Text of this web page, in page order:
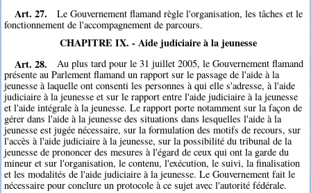
Art. 27.
Le Gouvernement flamand règle l'organisation, les tâches et le
fonctionnement de l'accompagnement de parcours.
CHAPITRE IX. - Aide judiciaire à la jeunesse
Art. 28.
Au plus tard pour le 31 juillet 2005, le Gouvernement flamand
présente au Parlement flamand un rapport sur le passage de l'aide à la
jeunesse à laquelle ont consenti les personnes à qui elle s'adresse, à l'aide
judiciaire à la jeunesse et sur le rapport entre l'aide judiciaire à la jeunesse
et l'aide intégrale à la jeunesse. Le rapport porte notamment sur la façon de
gérer dans l'aide à la jeunesse des situations dans lesquelles l'aide à la
jeunesse est jugée nécessaire, sur la formulation des motifs de recours, sur
l'accès à l'aide judiciaire à la jeunesse, sur la possibilité du tribunal de la
jeunesse de prononcer des mesures à l'égard de ceux qui ont la garde du
mineur et sur l'organisation, le contenu, l'exécution, le suivi, la finalisation
et les modalités de l'aide judiciaire à la jeunesse. Le Gouvernement fait le
nécessaire pour conclure un protocole à ce sujet avec l'autorité fédérale.